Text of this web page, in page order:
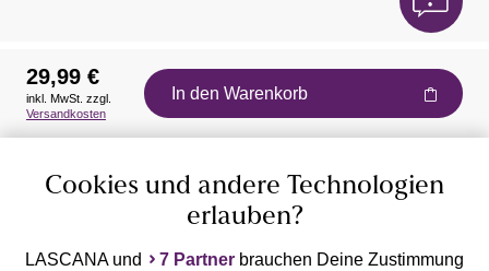
Auszeichnungen
29,99 €
inkl. MwSt. zzgl.
Versandkosten
In den Warenkorb
Cookies und andere Technologien
erlauben?
LASCANA und 7 Partner brauchen Deine Zustimmung